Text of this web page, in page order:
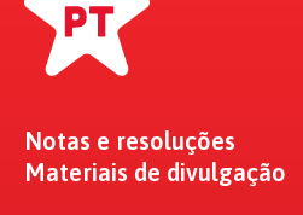
Notas e resoluções
Materiais de divulgação